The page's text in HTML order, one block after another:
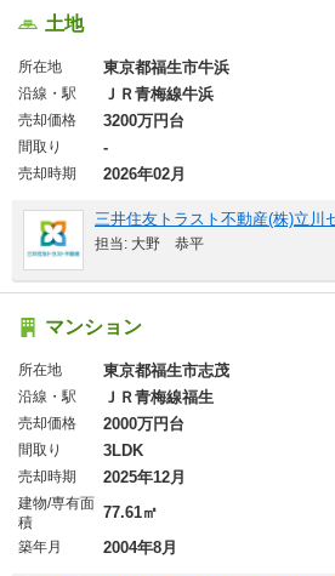
土地
所在地 東京都福生市牛浜
沿線・駅 ＪＲ青梅線牛浜
売却価格 3200万円台
間取り -
売却時期 2026年02月
三井住友トラスト不動産(株)立川
担当: 大野 恭平
マンション
所在地 東京都福生市志茂
沿線・駅 ＪＲ青梅線福生
売却価格 2000万円台
間取り 3LDK
売却時期 2025年12月
建物/専有面
積
77.61㎡
築年月 2004年8月